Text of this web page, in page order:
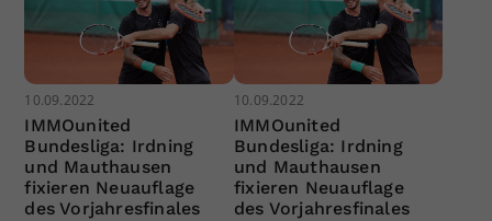
10.09.2022
IMMOunited
Bundesliga: Irdning
und Mauthausen
fixieren Neuauflage
des Vorjahresfinales
10.09.2022
IMMOunited
Bundesliga: Irdning
und Mauthausen
fixieren Neuauflage
des Vorjahresfinales